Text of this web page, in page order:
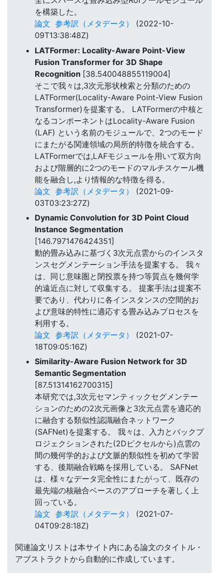
を構築した。
論文 参考訳（メタデータ）
(2022-10-
09T13:38:48Z)
LATFormer: Locality-Aware Point-View
Fusion Transformer for 3D Shape
Recognition [38.540048855119004]
そこで我々は,3次元形状検索と分類のための
LATFormer(Locality-Aware Point-View Fusion
Transformer)を提案する。 LATFormerの中核と
なるコンポーネントはLocality-Aware Fusion
(LAF) という名前のモジュールで、2つのモード
にまたがる関連領域の局所的特徴を統合する。
LATFormerでは,LAFモジュールを用いて双方向
および階層的に2つのモードのマルチスケール機
能を融合し,より情報的な特徴を得る。
論文 参考訳（メタデータ）
(2021-09-
03T03:23:27Z)
Dynamic Convolution for 3D Point Cloud
Instance Segmentation
[146.7971476424351]
動的畳み込みに基づく3次元点雲からのインスタ
ンスセグメンテーション手法を提案する。 我々
は、同じ意味圏と閉投票を持つ等質点を幾何学
的遠近点に対して収集する。 提案手法は提案不
要であり、代わりに各インスタンスの空間的お
よび意味的特性に適応する畳み込みプロセスを
利用する。
論文 参考訳（メタデータ）
(2021-07-
18T09:05:16Z)
Similarity-Aware Fusion Network for 3D
Semantic Segmentation
[87.51314162700315]
本研究では,3次元セマンティックセグメンテー
ションのための2次元画像と3次元点雲を適応的
に融合する類似性認識融合ネットワーク
(SAFNet)を提案する。 我々は、入力とバックプ
ロジェクションされた(2Dピクセルから)点雲の
間の幾何学的および文脈的類似性を初めて学習
する、後期融合戦略を採用している。 SAFNet
は、様々なデータ完全性にまたがって、既存の
最先端の核融合ベースのアプローチを著しく上
回っている。
論文 参考訳（メタデータ）
(2021-07-
04T09:28:18Z)
関連論文リストは本サイト内にある論文のタイトル・
アブストラクトから自動的に作成しています。